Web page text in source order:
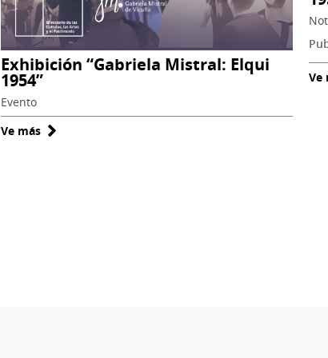
Exhibición “Gabriela Mistral: Elqui
1954”
Evento
Ve más sobre
Ve